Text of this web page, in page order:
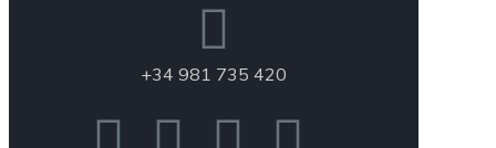
+34 981 735 420